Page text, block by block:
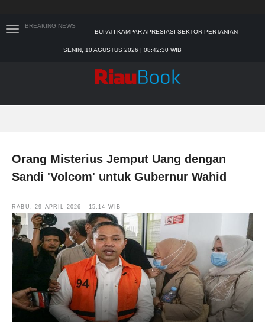
BREAKING NEWS
BINAAN JEFRY NOER, ADA PISANG CAVENDISH
DUKUNGAN ADLG AWARDS
KEBAKARAN HUTAN DAN LAHAN
PADANG MENGALAMI KONDISI BANJIR PALING PARAH
SENIN, 10 AGUSTUS 2026 | 08:42:32 WIB
Orang Misterius Jemput Uang dengan
Sandi 'Volcom' untuk Gubernur Wahid
RABU, 29 APRIL 2026 - 15:14 WIB